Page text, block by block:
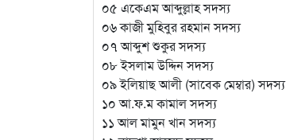
০৫ একেএম আব্দুল্লাহ সদস্য
০৬ কাজী মুহিবুর রহমান সদস্য
০৭ আব্দুশ শুকুর সদস্য
০৮ ইসলাম উদ্দিন সদস্য
০৯ ইলিয়াছ আলী (সাবেক মেম্বার) সদস্য
১০ আ.ফ.ম কামাল সদস্য
১১ আল মামুন খান সদস্য